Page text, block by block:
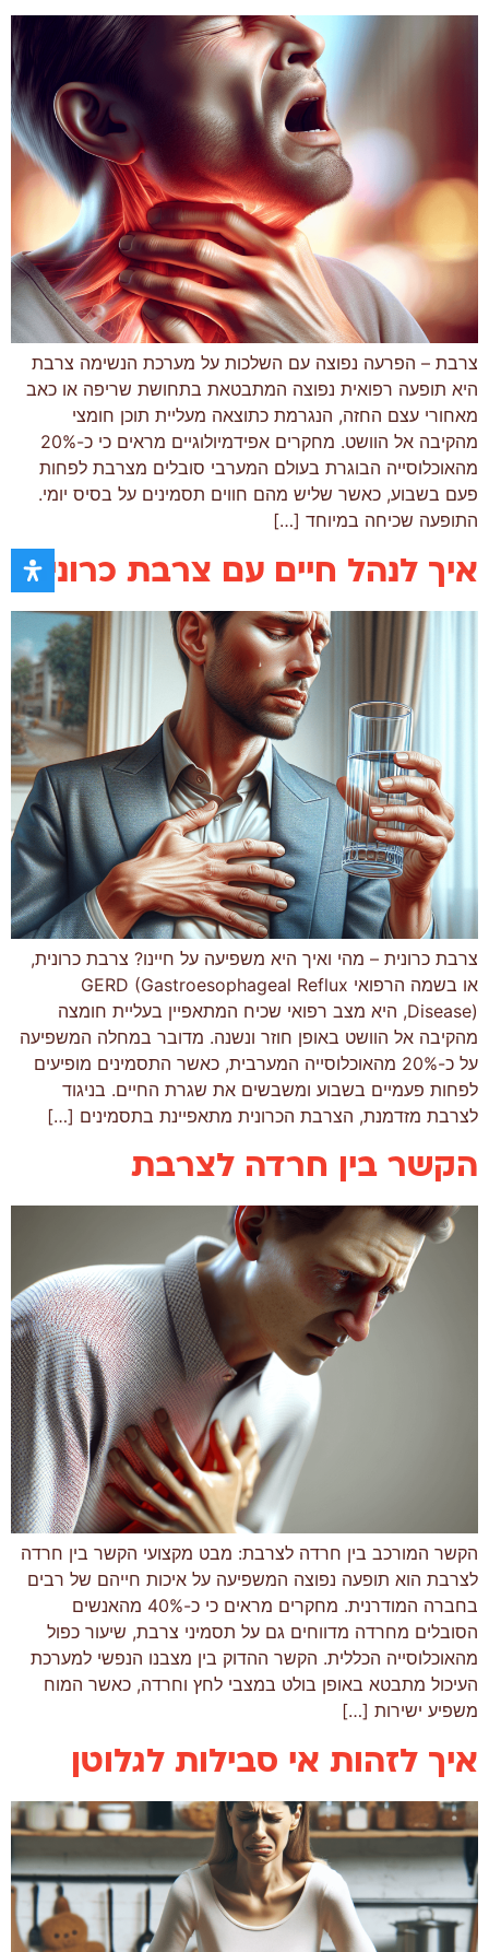
צרבת – הפרעה נפוצה עם השלכות על מערכת הנשימה צרבת
היא תופעה רפואית נפוצה המתבטאת בתחושת שריפה או כאב
מאחורי עצם החזה, הנגרמת כתוצאה מעליית תוכן חומצי
מהקיבה אל הוושט. מחקרים אפידמיולוגיים מראים כי כ-20%
מהאוכלוסייה הבוגרת בעולם המערבי סובלים מצרבת לפחות
פעם בשבוע, כאשר שליש מהם חווים תסמינים על בסיס יומי.
התופעה שכיחה במיוחד […]
איך לנהל חיים עם צרבת כרונית
צרבת כרונית – מהי ואיך היא משפיעה על חיינו? צרבת כרונית,
או בשמה הרפואי GERD (Gastroesophageal Reflux
Disease), היא מצב רפואי שכיח המתאפיין בעליית חומצה
מהקיבה אל הוושט באופן חוזר ונשנה. מדובר במחלה המשפיעה
על כ-20% מהאוכלוסייה המערבית, כאשר התסמינים מופיעים
לפחות פעמיים בשבוע ומשבשים את שגרת החיים. בניגוד
לצרבת מזדמנת, הצרבת הכרונית מתאפיינת בתסמינים […]
הקשר בין חרדה לצרבת
הקשר המורכב בין חרדה לצרבת: מבט מקצועי הקשר בין חרדה
לצרבת הוא תופעה נפוצה המשפיעה על איכות חייהם של רבים
בחברה המודרנית. מחקרים מראים כי כ-40% מהאנשים
הסובלים מחרדה מדווחים גם על תסמיני צרבת, שיעור כפול
מהאוכלוסייה הכללית. הקשר ההדוק בין מצבנו הנפשי למערכת
העיכול מתבטא באופן בולט במצבי לחץ וחרדה, כאשר המוח
משפיע ישירות […]
איך לזהות אי סבילות לגלוטן